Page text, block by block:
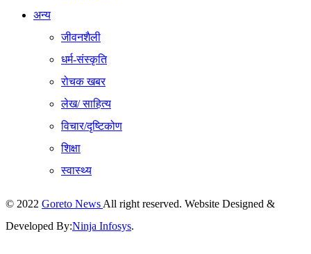
अन्य
जीवनशैली
धर्म-संस्कृति
रोचक खबर
लेख/ साहित्य
विचार/दृष्टिकोण
शिक्षा
स्वास्थ्य
© 2022 Goreto News All right reserved. Website Designed &
Developed By:Ninja Infosys.